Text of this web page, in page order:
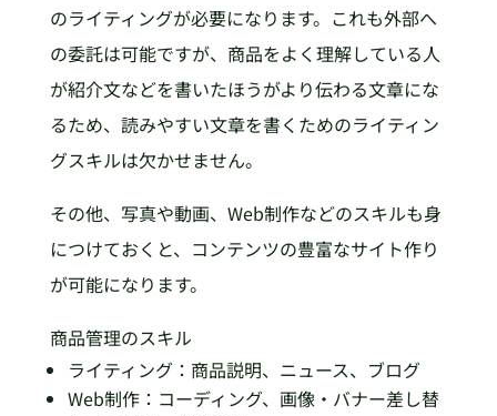
のライティングが必要になります。これも外部へ
の委託は可能ですが、商品をよく理解している人
が紹介文などを書いたほうがより伝わる文章にな
るため、読みやすい文章を書くためのライティン
グスキルは欠かせません。
その他、写真や動画、Web制作などのスキルも身
につけておくと、コンテンツの豊富なサイト作り
が可能になります。
商品管理のスキル
ライティング：商品説明、ニュース、ブログ
Web制作：コーディング、画像・バナー差し替